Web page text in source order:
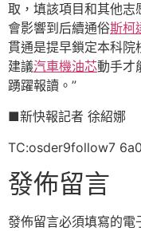
取，填該項目和其他志
會影響到后續通俗斯柯
貫通是提早鎖定本科院
建議汽車機油芯動手才
踴躍報讀。”
■新快報記者 徐紹娜
TC:osder9follow7
發佈留言
發佈留言必須填寫的電